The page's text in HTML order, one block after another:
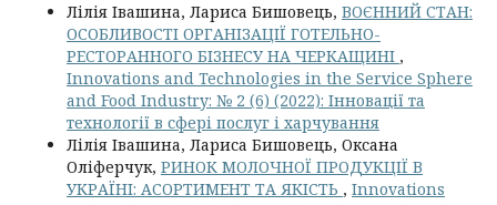
Лілія Івашина, Лариса Бишовець, ВОЄННИЙ СТАН:
ОСОБЛИВОСТІ ОРГАНІЗАЦІЇ ГОТЕЛЬНО-
РЕСТОРАННОГО БІЗНЕСУ НА ЧЕРКАЩИНІ ,
Innovations and Technologies in the Service Sphere
and Food Industry: № 2 (6) (2022): Інновації та
технології в сфері послуг і харчування
Лілія Івашина, Лариса Бишовець, Оксана
Оліферчук, РИНОК МОЛОЧНОЇ ПРОДУКЦІЇ В
УКРАЇНІ: АСОРТИМЕНТ ТА ЯКІСТЬ , Innovations